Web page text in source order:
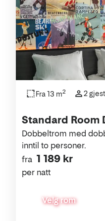
Standard Room
fra 1 189 kr
per natt
Dobbeltrom med
inntil to personer.
Velg rom
Fra 13 m2 2